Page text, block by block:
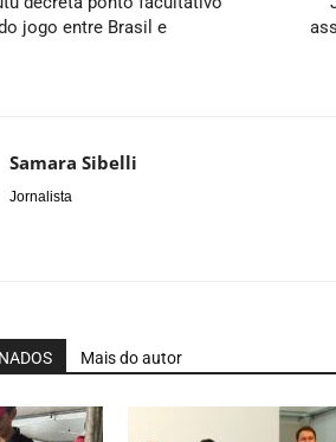
jogo entre Brasil e
Samara Sibelli
Jornalista
Mais do autor